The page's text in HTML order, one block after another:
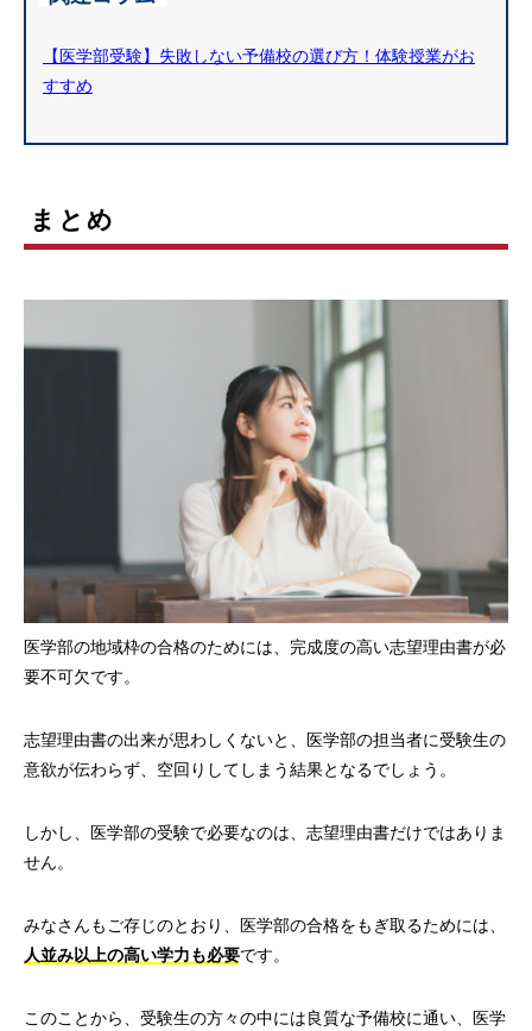
【医学部受験】失敗しない予備校の選び方！体験授業がお
すすめ
まとめ
医学部の地域枠の合格のためには、完成度の高い志望理由書が必
要不可欠です。
志望理由書の出来が思わしくないと、医学部の担当者に受験生の
意欲が伝わらず、空回りしてしまう結果となるでしょう。
しかし、医学部の受験で必要なのは、志望理由書だけではありま
せん。
みなさんもご存じのとおり、医学部の合格をもぎ取るためには、
人並み以上の高い学力も必要です。
このことから、受験生の方々の中には良質な予備校に通い、医学